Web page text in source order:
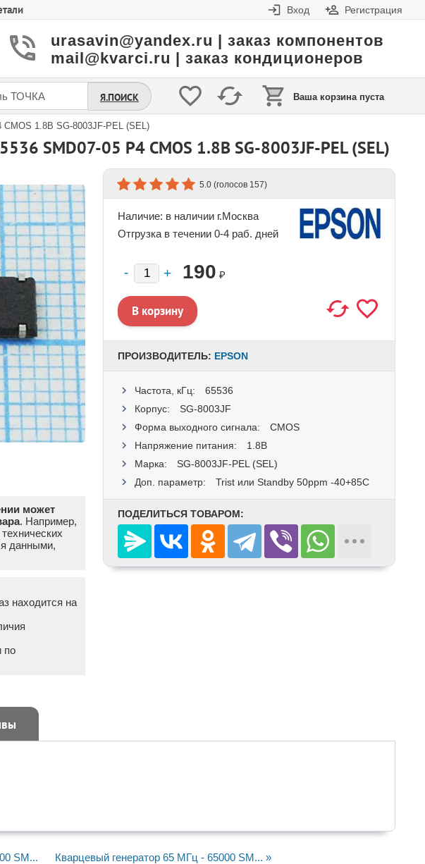
Вход Регистрация
urasavin@yandex.ru | заказ компонентов
mail@kvarci.ru | заказ кондиционеров
Ваша корзина пуста
Я.ПОИСК
CMOS 1.8В SG-8003JF-PEL (SEL)
SMD07-05 P4 CMOS 1.8В SG-8003JF-PEL (SEL)
может
. Например,
данными,
находится на
по
5.0 (голосов 157)
Наличие: в наличии г.Москва
Отгрузка в течении 0-4 раб. дней
190 ₽
ПРОИЗВОДИТЕЛЬ: EPSON
Частота, кГц:
65536
Корпус:
SG-8003JF
Форма выходного сигнала:
CMOS
Напряжение питания:
1.8В
Марка:
SG-8003JF-PEL (SEL)
Доп. параметр:
Trist или Standby 50ppm -40+85C
ПОДЕЛИТЬСЯ ТОВАРОМ:
SM... Кварцевый генератор 65 МГц - 65000 SM... »